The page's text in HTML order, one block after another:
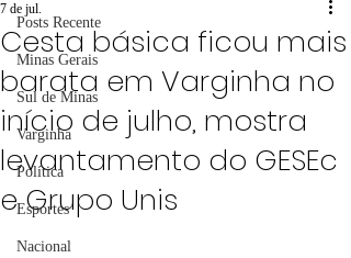
Posts Recente
Minas Gerais
Sul de Minas
Varginha
Política
Esportes
Nacional
Cesta básica ficou mais
barata em Varginha no
início de julho, mostra
levantamento do GESEc
e Grupo Unis
7 de jul.